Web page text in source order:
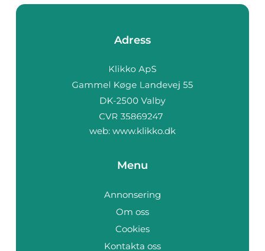
Adress
web: www.klikko.dk
Menu
Annonsering
Om oss
Cookies
Kontakta oss